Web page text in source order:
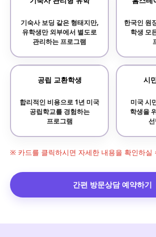
사립학교 프로그램
기숙사 보딩 같은 형태지만,
유학생만 외부에서 별도로
관리하는 프로그램
한국인 원
학생 모
공립 교환학생
합리적인 비용으로 1년 미국
공립학교를 경험하는
프로그램
시
미국 시
학생을
※ 카드를 클릭하시면 자세한 내용을 확인하실
간편 방문상담 예약하기